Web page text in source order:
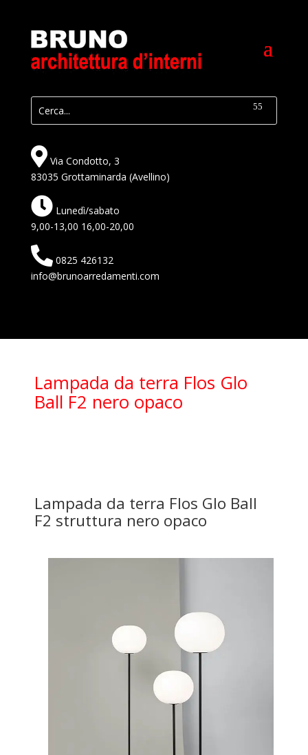
Via Condotto, 3
83035 Grottaminarda (Avellino)
Lunedì/sabato
9,00-13,00 16,00-20,00
0825 426132
info@brunoarredamenti.com
Lampada da terra Flos Glo
Ball F2 nero opaco
Lampada da terra Flos Glo Ball
F2 struttura nero opaco